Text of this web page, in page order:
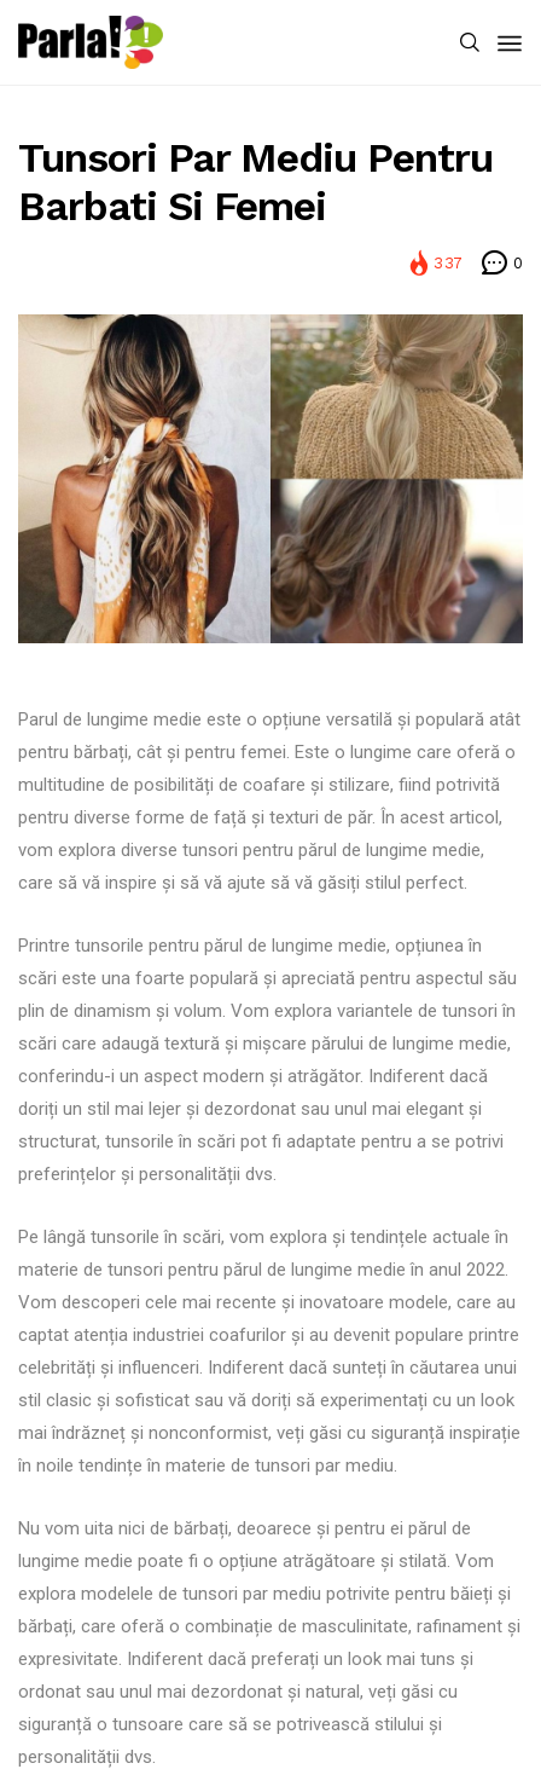
Tunsori Par Mediu Pentru
Barbati Si Femei
337 0
Parul de lungime medie este o opțiune versatilă și populară atât
pentru bărbați, cât și pentru femei. Este o lungime care oferă o
multitudine de posibilități de coafare și stilizare, fiind potrivită
pentru diverse forme de față și texturi de păr. În acest articol,
vom explora diverse tunsori pentru părul de lungime medie,
care să vă inspire și să vă ajute să vă găsiți stilul perfect.
Printre tunsorile pentru părul de lungime medie, opțiunea în
scări este una foarte populară și apreciată pentru aspectul său
plin de dinamism și volum. Vom explora variantele de tunsori în
scări care adaugă textură și mișcare părului de lungime medie,
conferindu-i un aspect modern și atrăgător. Indiferent dacă
doriți un stil mai lejer și dezordonat sau unul mai elegant și
structurat, tunsorile în scări pot fi adaptate pentru a se potrivi
preferințelor și personalității dvs.
Pe lângă tunsorile în scări, vom explora și tendințele actuale în
materie de tunsori pentru părul de lungime medie în anul 2022.
Vom descoperi cele mai recente și inovatoare modele, care au
captat atenția industriei coafurilor și au devenit populare printre
celebrități și influenceri. Indiferent dacă sunteți în căutarea unui
stil clasic și sofisticat sau vă doriți să experimentați cu un look
mai îndrăzneț și nonconformist, veți găsi cu siguranță inspirație
în noile tendințe în materie de tunsori par mediu.
Nu vom uita nici de bărbați, deoarece și pentru ei părul de
lungime medie poate fi o opțiune atrăgătoare și stilată. Vom
explora modelele de tunsori par mediu potrivite pentru băieți și
bărbați, care oferă o combinație de masculinitate, rafinament și
expresivitate. Indiferent dacă preferați un look mai tuns și
ordonat sau unul mai dezordonat și natural, veți găsi cu
siguranță o tunsoare care să se potrivească stilului și
personalității dvs.